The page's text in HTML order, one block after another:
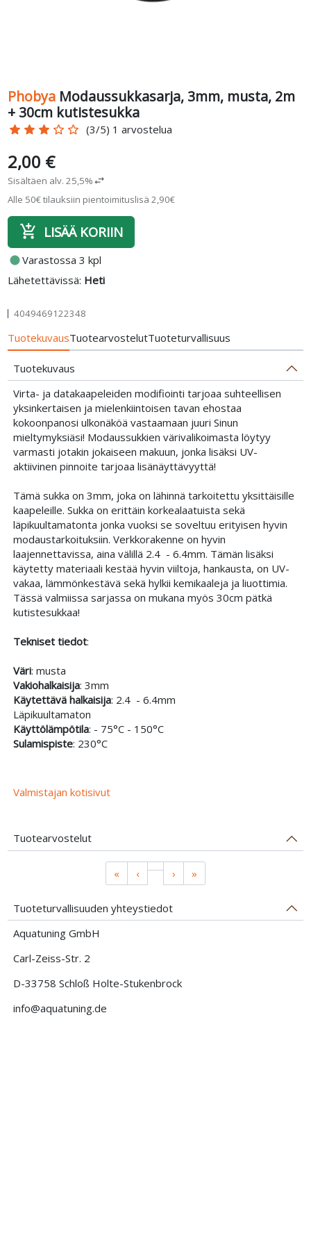
Phobya Modaussukkasarja, 3mm, musta, 2m
+ 30cm kutistesukka
star star star star_border star_border (3/5) 1 arvostelua
2,00 €
Sisältäen alv. 25,5%swap_horiz
Alle 50€ tilauksiin pientoimituslisä 2,90€
add_shopping_cart LISÄÄ KORIIN
fiber_manual_recordVarastossa 3 kpl
Lähetettävissä: Heti
4049469122348
TuotekuvausTuotearvostelutTuoteturvallisuus
Tuotekuvaus
Virta- ja datakaapeleiden modifiointi tarjoaa suhteellisen
yksinkertaisen ja mielenkiintoisen tavan ehostaa
kokoonpanosi ulkonäköä vastaamaan juuri Sinun
mieltymyksiäsi! Modaussukkien värivalikoimasta löytyy
varmasti jotakin jokaiseen makuun, jonka lisäksi UV-
aktiivinen pinnoite tarjoaa lisänäyttävyyttä!
Tämä sukka on 3mm, joka on lähinnä tarkoitettu yksittäisille
kaapeleille. Sukka on erittäin korkealaatuista sekä
läpikuultamatonta jonka vuoksi se soveltuu erityisen hyvin
modaustarkoituksiin. Verkkorakenne on hyvin
laajennettavissa, aina välillä 2.4 - 6.4mm. Tämän lisäksi
käytetty materiaali kestää hyvin viiltoja, hankausta, on UV-
vakaa, lämmönkestävä sekä hylkii kemikaaleja ja liuottimia.
Tässä valmiissa sarjassa on mukana myös 30cm pätkä
kutistesukkaa!
Tekniset tiedot:
Väri: musta
Vakiohalkaisija: 3mm
Käytettävä halkaisija: 2.4 - 6.4mm
Läpikuultamaton
Käyttölämpötila: - 75°C - 150°C
Sulamispiste: 230°C
Valmistajan kotisivut
Tuotearvostelut
« ‹ › »
Tuoteturvallisuuden yhteystiedot
Aquatuning GmbH
Carl-Zeiss-Str. 2
D-33758 Schloß Holte-Stukenbrock
info@aquatuning.de